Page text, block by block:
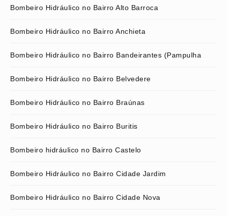
Bombeiro Hidráulico no Bairro Alto Barroca
Bombeiro Hidráulico no Bairro Anchieta
Bombeiro Hidráulico no Bairro Bandeirantes (Pampulha
Bombeiro Hidráulico no Bairro Belvedere
Bombeiro Hidráulico no Bairro Braúnas
Bombeiro Hidráulico no Bairro Buritis
Bombeiro hidráulico no Bairro Castelo
Bombeiro Hidráulico no Bairro Cidade Jardim
Bombeiro Hidráulico no Bairro Cidade Nova